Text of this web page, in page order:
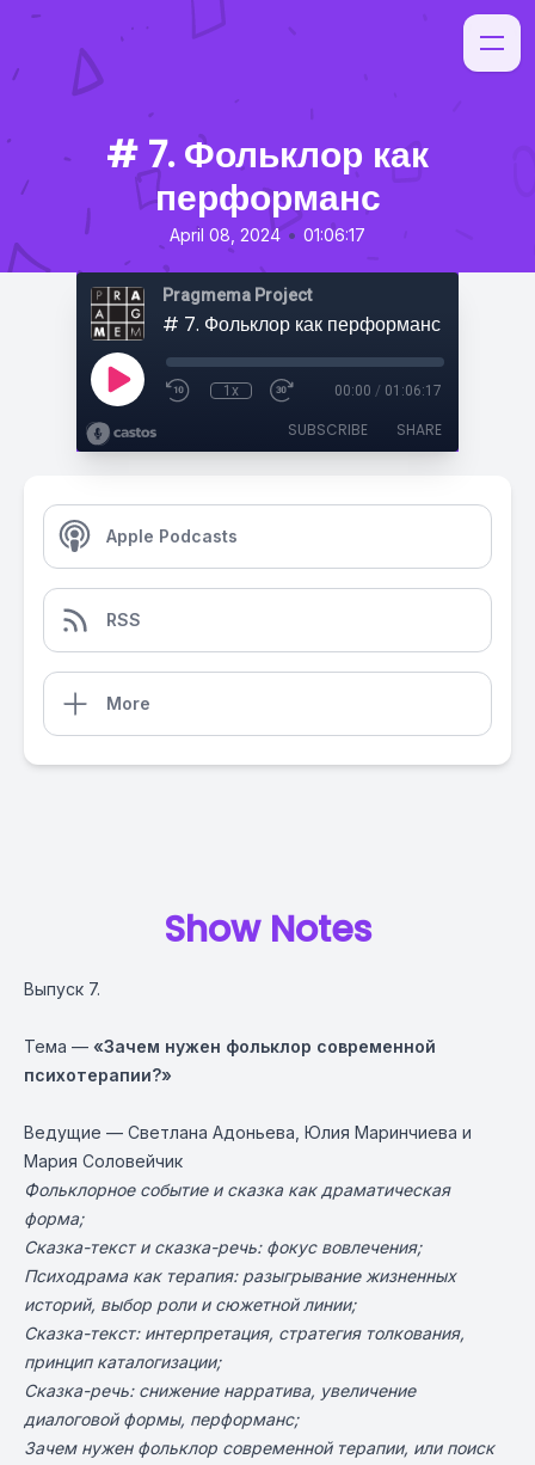
# 7. Фольклор как
перформанс
April 08, 2024 • 01:06:17
Pragmema Project
# 7. Фольклор как перформанс
1x 00:00 / 01:06:17
SUBSCRIBE SHARE
Apple Podcasts
RSS
More
Show Notes
Выпуск 7.
Тема — «Зачем нужен фольклор современной
психотерапии?»
Ведущие — Светлана Адоньева, Юлия Маринчиева и
Мария Соловейчик
Фольклорное событие и сказка как драматическая
форма;
Сказка-текст и сказка-речь: фокус вовлечения;
Психодрама как терапия: разыгрывание жизненных
историй, выбор роли и сюжетной линии;
Сказка-текст: интерпретация, стратегия толкования,
принцип каталогизации;
Сказка-речь: снижение нарратива, увеличение
диалоговой формы, перформанс;
Зачем нужен фольклор современной терапии, или поиск